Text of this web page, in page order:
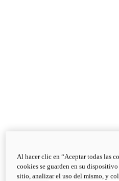
Al hacer clic en “Aceptar todas las
cookies se guarden en su
sitio, analizar el uso del mismo, y